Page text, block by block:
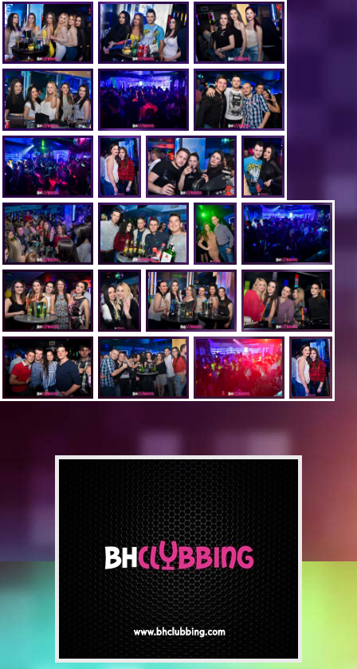
Boce:
Vodka 1l - 33 KM
Johnnie Walker 0,7 - 60 KM
Jagermeister 0,7 - 50 KM
Naravno osim studenata FPMOZ-a pozvani su i studenti sa
ostalih fakulteta kao i svi ostali ljudi dobre volje.
Rezervacije stolova na broj : 063 015 015 (rezervacije vrijede do
23:15).
Ne zaboravite, Drugi način - pravi način. Vidimo se ;)